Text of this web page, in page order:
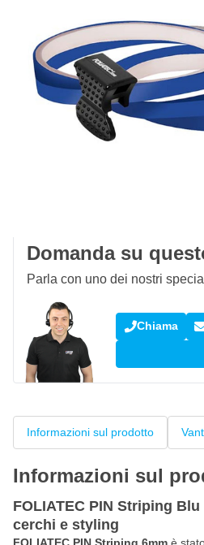
13, 48€ incl. IVA
Quantità
Ordina ora, spedito entro 1-2
Domanda su
Parla con uno dei nostri
Chiama
Informazioni sul prodotto
Informazioni sul
FOLIATEC PIN Striping
cerchi e styling